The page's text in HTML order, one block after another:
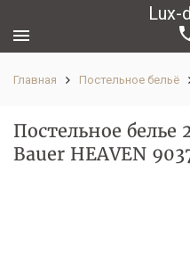
Lux-
Главная Постельное бельё
Постельное белье
Bauer HEAVEN